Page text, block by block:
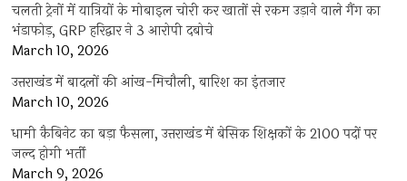
चलती ट्रेनों में यात्रियों के मोबाइल चोरी कर खातों से रकम उड़ाने वाले गैंग का
भंडाफोड़, GRP हरिद्वार ने 3 आरोपी दबोचे
March 10, 2026
उत्तराखंड में बादलों की आंख-मिचौली, बारिश का इंतजार
March 10, 2026
धामी कैबिनेट का बड़ा फैसला, उत्तराखंड में बेसिक शिक्षकों के 2100 पदों पर
जल्द होगी भर्ती
March 9, 2026